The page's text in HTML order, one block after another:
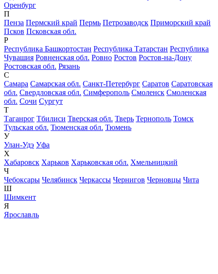
Оренбург
П
Пенза Пермский край Пермь Петрозаводск Приморский край
Псков Псковская обл.
Р
Республика Башкортостан Республика Татарстан Республика
Чувашия Ровненская обл. Ровно Ростов Ростов-на-Дону
Ростовская обл. Рязань
С
Самара Самарская обл. Санкт-Петербург Саратов Саратовская
обл. Свердловская обл. Симферополь Смоленск Смоленская
обл. Сочи Сургут
Т
Таганрог Тбилиси Тверская обл. Тверь Тернополь Томск
Тульская обл. Тюменская обл. Тюмень
У
Улан-Удэ Уфа
Х
Хабаровск Харьков Харьковская обл. Хмельницкий
Ч
Чебоксары Челябинск Черкассы Чернигов Черновцы Чита
Ш
Шимкент
Я
Ярославль